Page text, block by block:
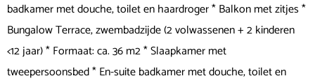
badkamer met douche, toilet en haardroger * Balkon met zitjes *
Bungalow Terrace, zwembadzijde (2 volwassenen + 2 kinderen
<12 jaar) * Formaat: ca. 36 m2 * Slaapkamer met
tweepersoonsbed * En-suite badkamer met douche, toilet en